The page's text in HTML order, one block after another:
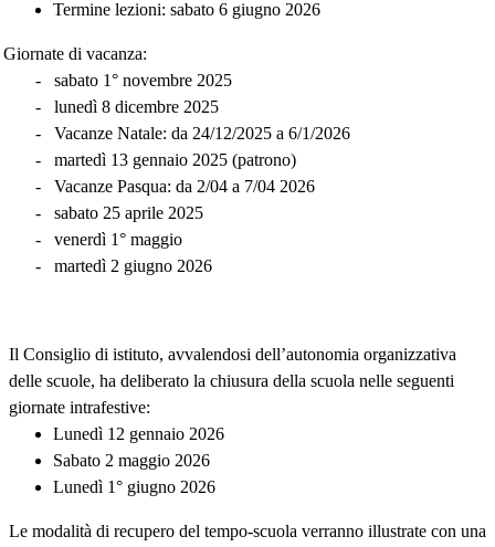
Termine lezioni: sabato 6 giugno 2026
Giornate di vacanza:
-
sabato 1° novembre 2025
-
lunedì 8 dicembre 2025
-
Vacanze Natale: da 24/12/2025 a 6/1/2026
-
martedì 13 gennaio 2025 (patrono)
-
Vacanze Pasqua: da 2/04 a 7/04 2026
-
sabato 25 aprile 2025
-
venerdì 1° maggio
-
martedì 2 giugno 2026
Il Consiglio di istituto, avvalendosi dell’autonomia organizzativa
delle scuole, ha deliberato la chiusura della scuola nelle seguenti
giornate intrafestive:
Lunedì 12 gennaio 2026
Sabato 2 maggio 2026
Lunedì 1° giugno 2026
Le modalità di recupero del tempo-scuola verranno illustrate con una